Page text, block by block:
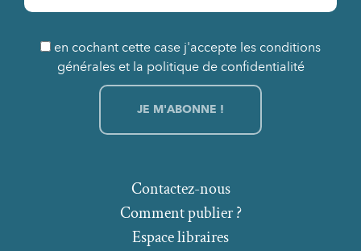
en cochant cette case j'accepte les conditions
générales et la politique de confidentialité
Comment publier ?
Espace libraires
Contactez-nous